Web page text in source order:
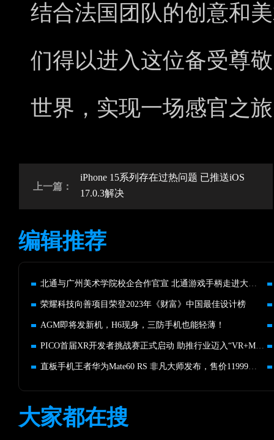
结合法国团队的创意和
们得以进入这位备受尊
世界，实现一场感官之
上一篇：
iPhone 15系列存在过热问题 已推送iOS
17.0.3解决
编辑推荐
北通与广州美术学院校企合作官宣 北通游戏手柄走进大学课堂
荣耀科技向善项目荣登2023年《财富》中国最佳设计榜
AGM即将发新机，H6现身，三防手机也能轻薄！
PICO首届XR开发者挑战赛正式启动 助推行业迈入“VR+MR”新阶段
直板手机王者华为Mate60 RS 非凡大师发布，售价11999元起
大家都在搜